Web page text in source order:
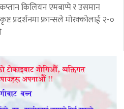
किलियन एमबाप्पे र उसमान
प्रदर्शनमा फ्रान्सले मोरक्कोलाई २-०